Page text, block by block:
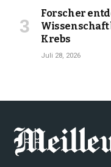
Forscher
Krebs
Juli 28, 2026